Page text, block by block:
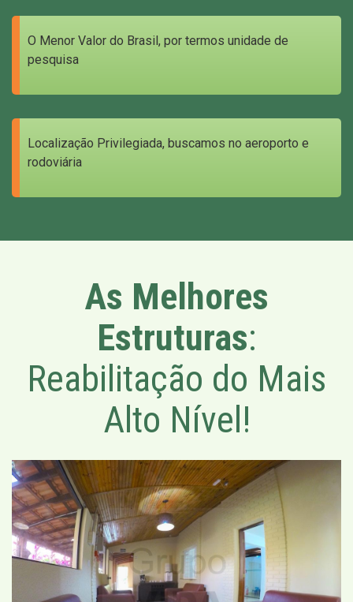
O Menor Valor do Brasil, por termos unidade de
pesquisa
Localização Privilegiada, buscamos no aeroporto e
rodoviária
As Melhores
Estruturas:
Reabilitação do Mais
Alto Nível!